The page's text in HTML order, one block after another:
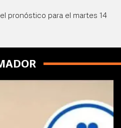
pronóstico para el martes 14